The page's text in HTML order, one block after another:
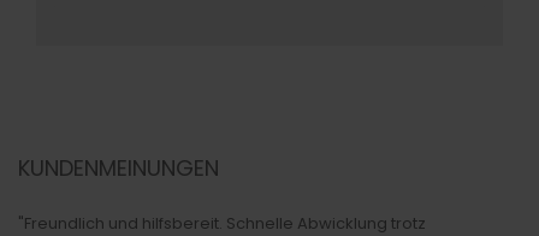
KUNDENMEINUNGEN
"Freundlich und hilfsbereit. Schnelle Abwicklung trotz